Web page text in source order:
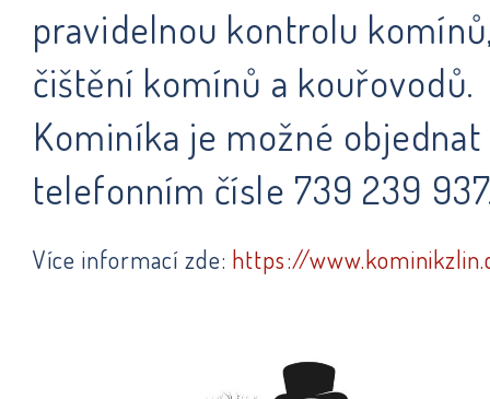
pravidelnou kontrolu
čištění komínů a kouřovodů.
Kominíka je možné objednat
telefonním čísle 739 239
Více informací zde: https://